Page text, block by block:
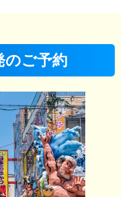
のご予約